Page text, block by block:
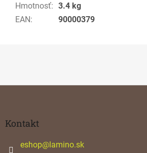
Hmotnosť: 3.4 kg
EAN: 90000379
Kontakt
eshop@lamino.sk